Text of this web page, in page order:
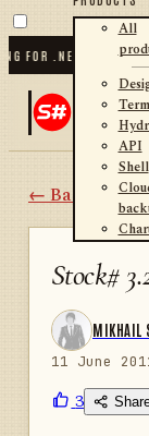
.NET AND PYTHON✦
All
API
Shell
← Back
Stock#
MIKHAIL
11 June
3